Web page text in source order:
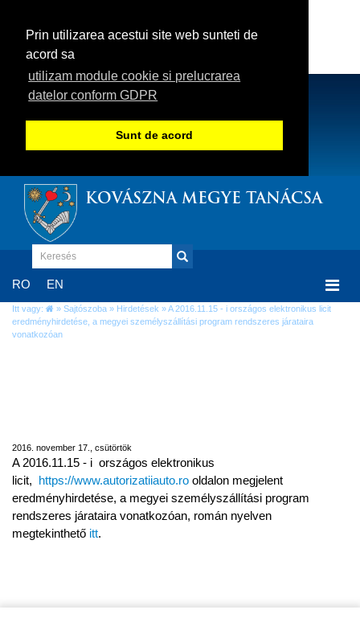
Prin utilizarea acestui site web sunteti de
acord sa
utilizam module cookie si prelucrarea
datelor conform GDPR
Sunt de acord
KOVÁSZNA MEGYE TANÁCSA
RO EN
Itt vagy: » Sajtószoba » Hirdetések » A 2016.11.15 - i országos elektronikus licit
eredményhirdetése, a megyei személyszállítási program rendszeres járataira
vonatkozóan
2016. november 17., csütörtök
A 2016.11.15 - i országos elektronikus
licit, https://www.autorizatiiauto.ro oldalon megjelent
eredményhirdetése, a megyei személyszállítási program
rendszeres járataira vonatkozóan, román nyelven
megtekinthető itt.